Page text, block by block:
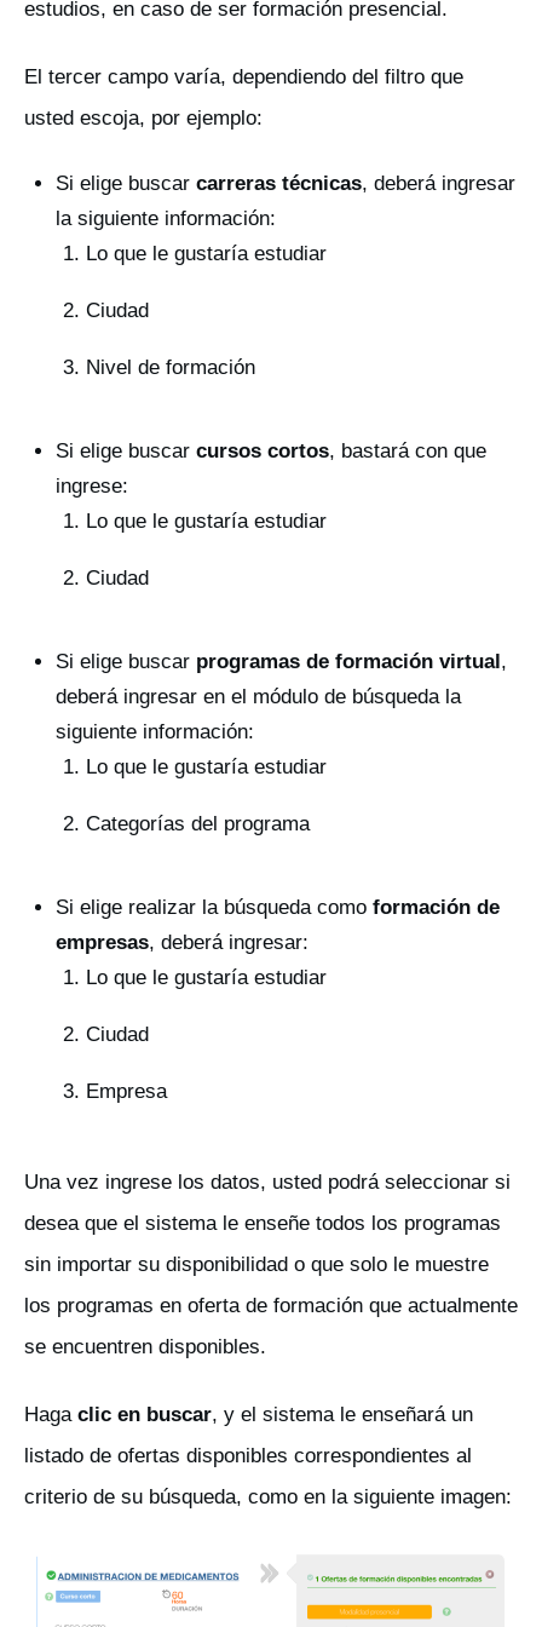
estudios, en caso de ser formación presencial.
El tercer campo varía, dependiendo del filtro que
usted escoja, por ejemplo:
Si elige buscar carreras técnicas, deberá ingresar
la siguiente información:
Lo que le gustaría estudiar
Ciudad
Nivel de formación
Si elige buscar cursos cortos, bastará con que
ingrese:
Lo que le gustaría estudiar
Ciudad
Si elige buscar programas de formación virtual,
deberá ingresar en el módulo de búsqueda la
siguiente información:
Lo que le gustaría estudiar
Categorías del programa
Si elige realizar la búsqueda como formación de
empresas, deberá ingresar:
Lo que le gustaría estudiar
Ciudad
Empresa
Una vez ingrese los datos, usted podrá seleccionar si
desea que el sistema le enseñe todos los programas
sin importar su disponibilidad o que solo le muestre
los programas en oferta de formación que actualmente
se encuentren disponibles.
Haga clic en buscar, y el sistema le enseñará un
listado de ofertas disponibles correspondientes al
criterio de su búsqueda, como en la siguiente imagen: